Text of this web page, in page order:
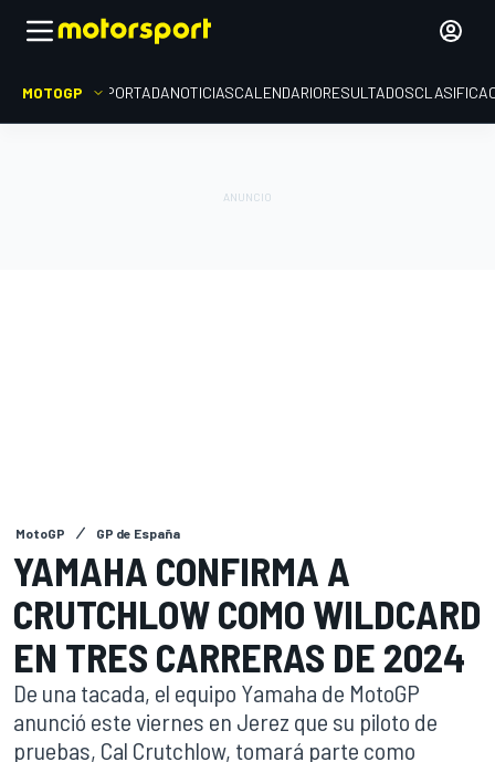
MOTOGP PORTADANOTICIASCALENDARIORESULTADOS
MotoGP GP de España
YAMAHA CONFIRMA A
CRUTCHLOW COMO WILDCARD
EN TRES CARRERAS DE 2024
De una tacada, el equipo Yamaha de MotoGP
anunció este viernes en Jerez que su piloto de
pruebas, Cal Crutchlow, tomará parte como